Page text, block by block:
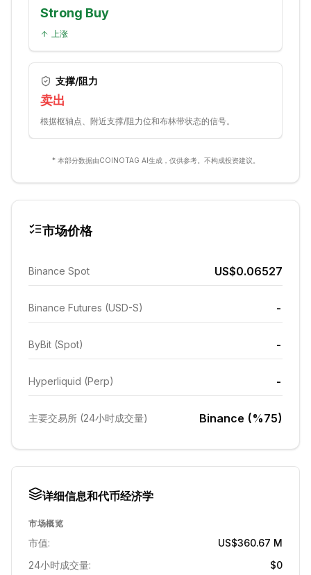
Strong Buy
上涨
支撑/阻力
卖出
根据枢轴点、附近支撑/阻力位和布林带状态的信号。
* 本部分数据由COINOTAG AI生成，仅供参考。不构成投资建议。
市场价格
Binance Spot US$0.06527
Binance Futures (USD-S) -
ByBit (Spot) -
Hyperliquid (Perp) -
主要交易所 (24小时成交量) Binance (%75)
详细信息和代币经济学
市场概览
市值:
US$360.67 M
24小时成交量:
$0